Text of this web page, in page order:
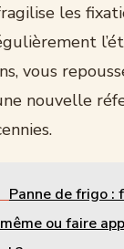
les
vous
nouvelle
Panne de frigo
ou faire